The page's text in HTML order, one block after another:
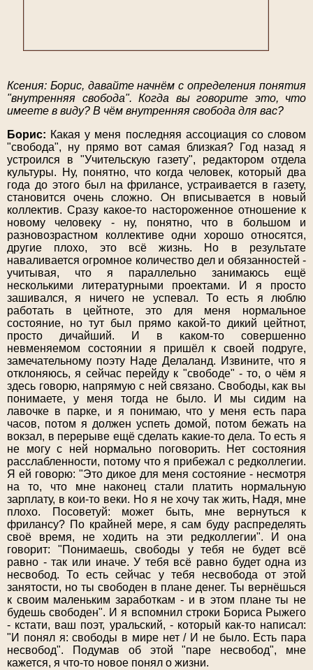
Ксения: Борис, давайте начнём с определения понятия
"внутренняя свобода". Когда вы говорите это, что
имеете в виду? В чём внутренняя свобода для вас?
Борис: Какая у меня последняя ассоциация со словом
"свобода", ну прямо вот самая близкая? Год назад я
устроился в "Учительскую газету", редактором отдела
культуры. Ну, понятно, что когда человек, который два
года до этого был на фрилансе, устраивается в газету,
становится очень сложно. Он вписывается в новый
коллектив. Сразу какое-то настороженное отношение к
новому человеку - ну, понятно, что в большом и
разновозрастном коллективе одни хорошо относятся,
другие плохо, это всё жизнь. Но в результате
наваливается огромное количество дел и обязанностей -
учитывая, что я параллельно занимаюсь ещё
несколькими литературными проектами. И я просто
зашивался, я ничего не успевал. То есть я люблю
работать в цейтноте, это для меня нормальное
состояние, но тут был прямо какой-то дикий цейтнот,
просто дичайший. И в каком-то совершенно
невменяемом состоянии я пришёл к своей подруге,
замечательному поэту Наде Делаланд. Извините, что я
отклоняюсь, я сейчас перейду к "свободе" - то, о чём я
здесь говорю, напрямую с ней связано. Свободы, как вы
понимаете, у меня тогда не было. И мы сидим на
лавочке в парке, и я понимаю, что у меня есть пара
часов, потом я должен успеть домой, потом бежать на
вокзал, в перерыве ещё сделать какие-то дела. То есть я
не могу с ней нормально поговорить. Нет состояния
расслабленности, потому что я прибежал с редколлегии.
Я ей говорю: "Это дикое для меня состояние - несмотря
на то, что мне наконец стали платить нормальную
зарплату, в кои-то веки. Но я не хочу так жить, Надя, мне
плохо. Посоветуй: может быть, мне вернуться к
фрилансу? По крайней мере, я сам буду распределять
своё время, не ходить на эти редколлегии". И она
говорит: "Понимаешь, свободы у тебя не будет всё
равно - так или иначе. У тебя всё равно будет одна из
несвобод. То есть сейчас у тебя несвобода от этой
занятости, но ты свободен в плане денег. Ты вернёшься
к своим маленьким заработкам - и в этом плане ты не
будешь свободен". И я вспомнил строки Бориса Рыжего
- кстати, ваш поэт, уральский, - который как-то написал:
"И понял я: свободы в мире нет / И не было. Есть пара
несвобод". Подумав об этой "паре несвобод", мне
кажется, я что-то новое понял о жизни.